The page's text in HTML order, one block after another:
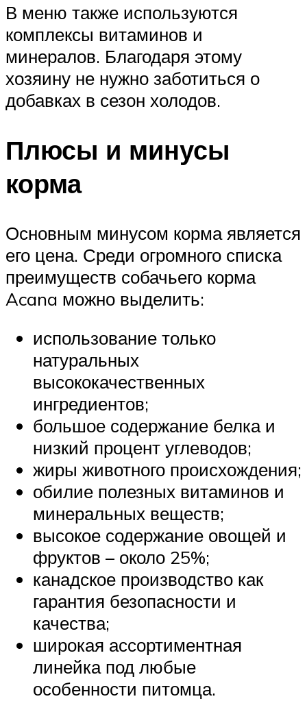
В меню также используются
комплексы витаминов и
минералов. Благодаря этому
хозяину не нужно заботиться о
добавках в сезон холодов.
Плюсы и минусы
корма
Основным минусом корма является
его цена. Среди огромного списка
преимуществ собачьего корма
Acana можно выделить:
использование только
натуральных
высококачественных
ингредиентов;
большое содержание белка и
низкий процент углеводов;
жиры животного происхождения;
обилие полезных витаминов и
минеральных веществ;
высокое содержание овощей и
фруктов – около 25%;
канадское производство как
гарантия безопасности и
качества;
широкая ассортиментная
линейка под любые
особенности питомца.